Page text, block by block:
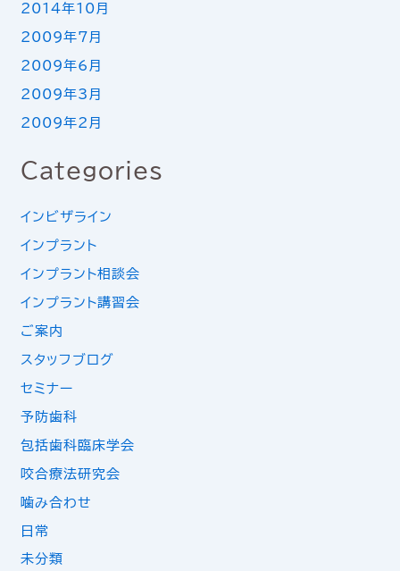
2014年10月
2009年7月
2009年6月
2009年3月
2009年2月
Categories
インビザライン
インプラント
インプラント相談会
インプラント講習会
ご案内
スタッフブログ
セミナー
予防歯科
包括歯科臨床学会
咬合療法研究会
噛み合わせ
日常
未分類